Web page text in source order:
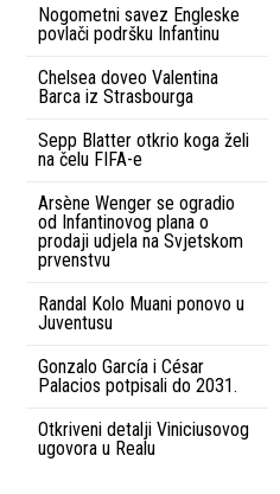
Nogometni savez Engleske
povlači podršku Infantinu
Chelsea doveo Valentina
Barca iz Strasbourga
Sepp Blatter otkrio koga želi
na čelu FIFA-e
Arsène Wenger se ogradio
od Infantinovog plana o
prodaji udjela na Svjetskom
prvenstvu
Randal Kolo Muani ponovo u
Juventusu
Gonzalo García i César
Palacios potpisali do 2031.
Otkriveni detalji Viniciusovog
ugovora u Realu